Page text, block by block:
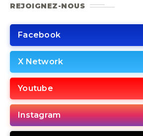
REJOIGNEZ-NOUS
Facebook
X Network
Youtube
Instagram